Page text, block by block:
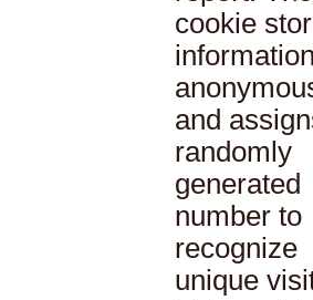
cookie
and
randomly
generated
number to
recognize
unique